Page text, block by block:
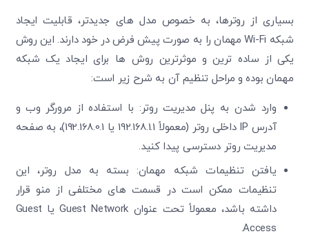
بسیاری از روترها، به خصوص مدل های جدیدتر، قابلیت ایجاد
شبکه Wi-Fi مهمان را به صورت پیش فرض در خود دارند. این روش
یکی از ساده ترین و موثرترین روش ها برای ایجاد یک شبکه
مهمان بوده و مراحل تنظیم آن به شرح زیر است:
وارد شدن به پنل مدیریت روتر: با استفاده از مرورگر وب و
آدرس IP داخلی روتر (معمولاً 192.168.1.1 یا 192.168.0.1)، به صفحه
مدیریت روتر دسترسی پیدا کنید.
یافتن تنظیمات شبکه مهمان: بسته به مدل روتر، این
تنظیمات ممکن است در قسمت های مختلفی از منو قرار
داشته باشد، معمولاً تحت عنوان Guest Network یا Guest
Access.